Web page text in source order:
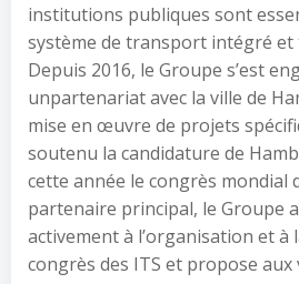
institutions publiques sont
système de transport intégré et
Depuis 2016, le Groupe s’est
unpartenariat avec la ville de
mise en œuvre de projets
soutenu la candidature de
cette année le congrès mondial
partenaire principal, le Groupe
activement à l’organisation et à
congrès des ITS et propose